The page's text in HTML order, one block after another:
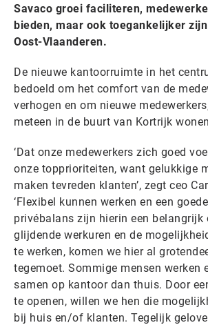
Savaco groei faciliteren,
bieden, maar ook toegankelijker
Oost-Vlaanderen.
De nieuwe kantoorruimte in het
bedoeld om het comfort van de
verhogen en om nieuwe
meteen in de buurt van Kortrijk
‘Dat onze medewerkers zich goed
onze topprioriteiten, want gelukkige
maken tevreden klanten’, zegt ceo
‘Flexibel kunnen werken en een
privébalans zijn hierin een belangrijk
glijdende werkuren en de
te werken, komen we hier al
tegemoet. Sommige mensen werken
samen op kantoor dan thuis. Door
te openen, willen we hen die
bij huis en/of klanten. Tegelijk